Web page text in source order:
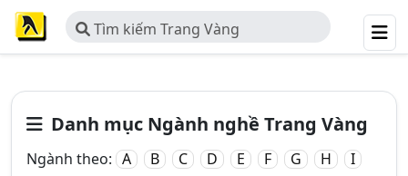
Tìm kiếm Trang Vàng
Danh mục Ngành nghề Trang Vàng
Ngành theo: A B C D E F G H
I